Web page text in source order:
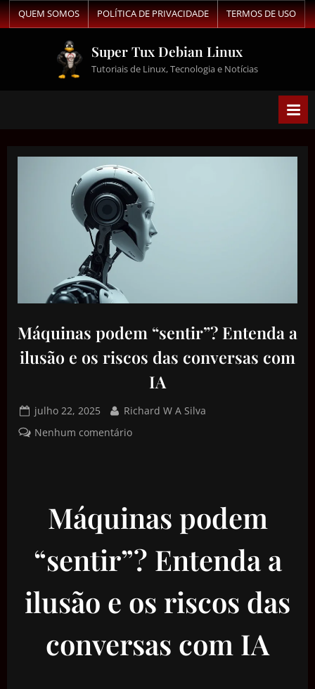
QUEM SOMOS POLÍTICA DE PRIVACIDADE TERMOS DE USO
Super Tux Debian Linux
Tutoriais de Linux, Tecnologia e Notícias
Máquinas podem “sentir”? Entenda a
ilusão e os riscos das conversas com
IA
julho 22, 2025
Richard W A Silva
Nenhum comentário
Máquinas podem
“sentir”? Entenda a
ilusão e os riscos das
conversas com IA